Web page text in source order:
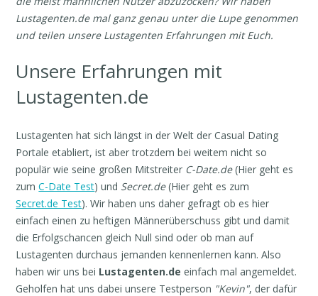
Lustagenten.de mal ganz genau unter die Lupe genommen
und teilen unsere Lustagenten Erfahrungen mit Euch.
Unsere Erfahrungen mit
Lustagenten.de
Lustagenten hat sich längst in der Welt der Casual Dating
Portale etabliert, ist aber trotzdem bei weitem nicht so
populär wie seine großen Mitstreiter C-Date.de(Hier geht es
zumC-Date Test) und Secret.de(Hier geht es zum
Secret.de Test). Wir haben uns daher gefragt ob es hier
einfach einen zu heftigen Männerüberschuss gibt und damit
die Erfolgschancen gleich Null sind oder ob man auf
Lustagenten durchaus jemanden kennenlernen kann. Also
haben wir uns bei Lustagenten.de einfach mal angemeldet.
Geholfen hat uns dabei unsere Testperson "Kevin", der dafür